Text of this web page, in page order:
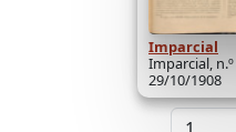
Imparcial
Imparcial,
29/10/1908